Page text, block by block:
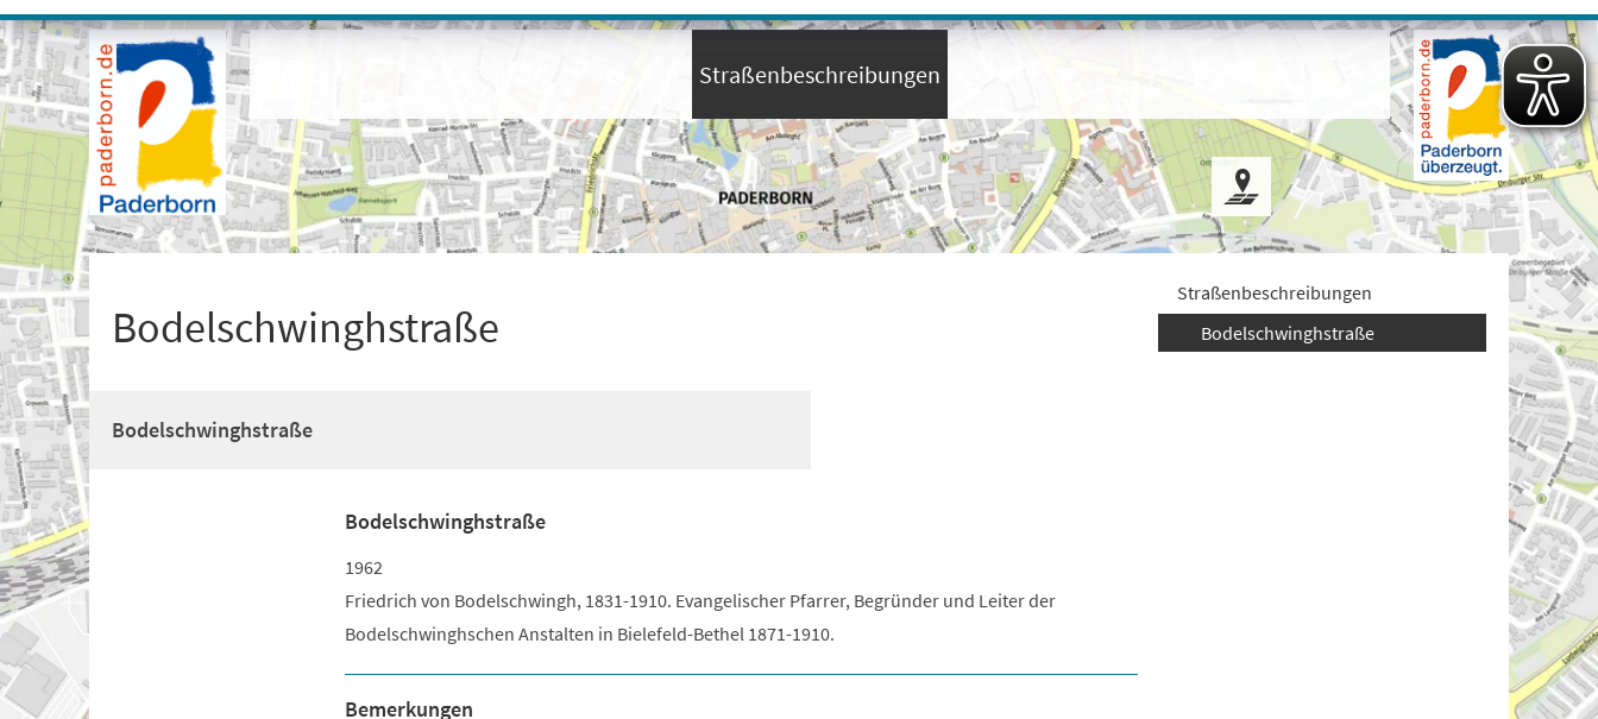
Visuelle
Assistenzsoftware
öffnen.
Mit
der
Tastatur
erreichbar
über
+
Straßenbeschreibungen
Bodelschwinghstraße
Bodelschwinghstraße
Bodelschwinghstraße
1962
Friedrich von Bodelschwingh, 1831-1910. Evangelischer Pfarrer, Begründer und Leiter der
Bodelschwinghschen Anstalten in Bielefeld-Bethel 1871-1910.
Bemerkungen
Straßenbeschreibungen
Bodelschwinghstraße